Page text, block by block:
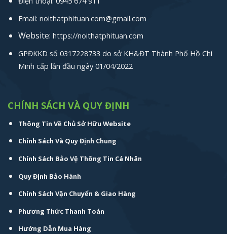
Email: noithatphituan.com@gmail.com
Website: https://noithatphituan.com
GPĐKKD số 0317228733 do sở KH&ĐT Thành Phố Hồ Chí
Minh cấp lần đầu ngày 01/04/2022
CHÍNH SÁCH VÀ QUY ĐỊNH
Thông Tin Về Chủ Sở Hữu Website
Chính Sách Và Quy Định Chung
Chính Sách Bảo Vệ Thông Tin Cá Nhân
Quy Định Bảo Hành
Chính Sách Vận Chuyển & Giao Hàng
Phương Thức Thanh Toán
Hướng Dẫn Mua Hàng